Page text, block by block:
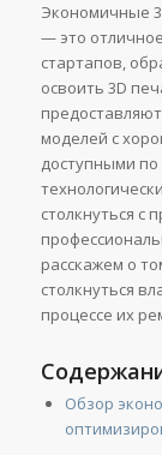
Экономичные
— это
стартапов,
освоить 3D
моделей с
доступными
столкнуться
расскажем о
столкнуться
процессе их
Обзор